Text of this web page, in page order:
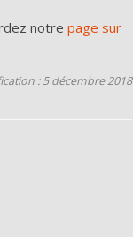
notre page sur
: 5 décembre 2018